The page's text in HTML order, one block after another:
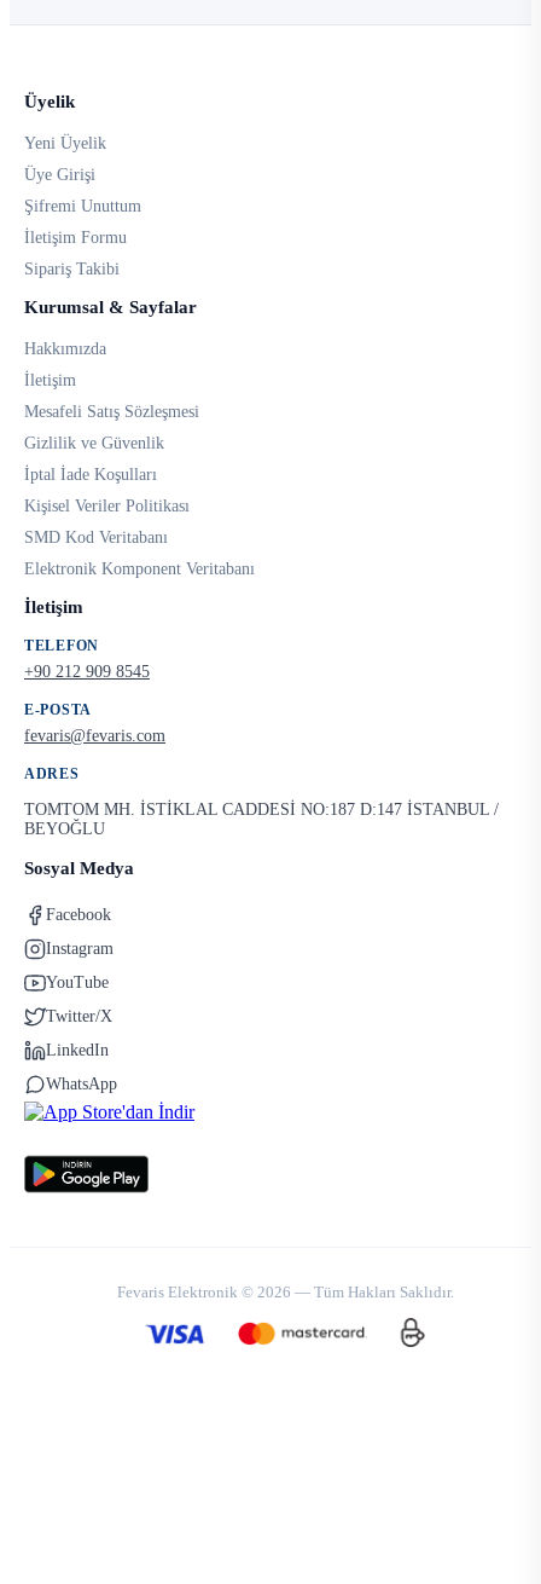
Üyelik
Yeni Üyelik
Üye Girişi
Şifremi Unuttum
İletişim Formu
Sipariş Takibi
Kurumsal & Sayfalar
Hakkımızda
İletişim
Mesafeli Satış Sözleşmesi
Gizlilik ve Güvenlik
İptal İade Koşulları
Kişisel Veriler Politikası
SMD Kod Veritabanı
Elektronik Komponent Veritabanı
İletişim
TELEFON
+90 212 909 8545
E-POSTA
fevaris@fevaris.com
ADRES
TOMTOM MH. İSTİKLAL CADDESİ NO:187 D:147 İSTANBUL /
BEYOĞLU
Sosyal Medya
Facebook
Instagram
YouTube
Twitter/X
LinkedIn
WhatsApp
Fevaris Elektronik © 2026 — Tüm Hakları Saklıdır.